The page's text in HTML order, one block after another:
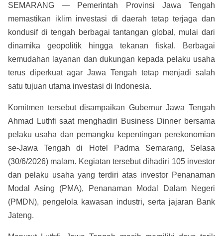
SEMARANG — Pemerintah Provinsi Jawa Tengah
memastikan iklim investasi di daerah tetap terjaga dan
kondusif di tengah berbagai tantangan global, mulai dari
dinamika geopolitik hingga tekanan fiskal. Berbagai
kemudahan layanan dan dukungan kepada pelaku usaha
terus diperkuat agar Jawa Tengah tetap menjadi salah
satu tujuan utama investasi di Indonesia.
Komitmen tersebut disampaikan Gubernur Jawa Tengah
Ahmad Luthfi saat menghadiri Business Dinner bersama
pelaku usaha dan pemangku kepentingan perekonomian
se-Jawa Tengah di Hotel Padma Semarang, Selasa
(30/6/2026) malam. Kegiatan tersebut dihadiri 105 investor
dan pelaku usaha yang terdiri atas investor Penanaman
Modal Asing (PMA), Penanaman Modal Dalam Negeri
(PMDN), pengelola kawasan industri, serta jajaran Bank
Jateng.